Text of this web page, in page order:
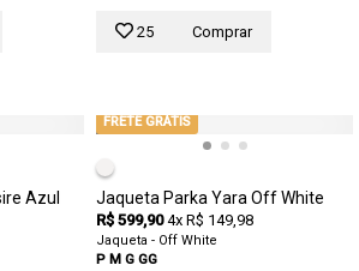
25 Comprar
Azul
FRETE GRÁTIS
Jaqueta Parka Yara Off White
R$ 599,90 4x R$ 149,98
Jaqueta - Off White
P M G GG